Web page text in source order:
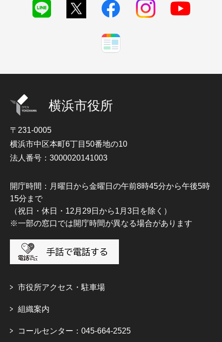
横浜市役所
〒231-0005
横浜市中区本町6丁目50番地の10
法人番号：3000020141003
開庁時間：月曜日から金曜日の午前8時45分から午後5時
15分まで
（祝日・休日・12月29日から1月3日を除く）
※一部の窓口では開庁時間が異なる場合があります
市役所アクセス・駐車場
組織案内
コールセンター：045-664-2525